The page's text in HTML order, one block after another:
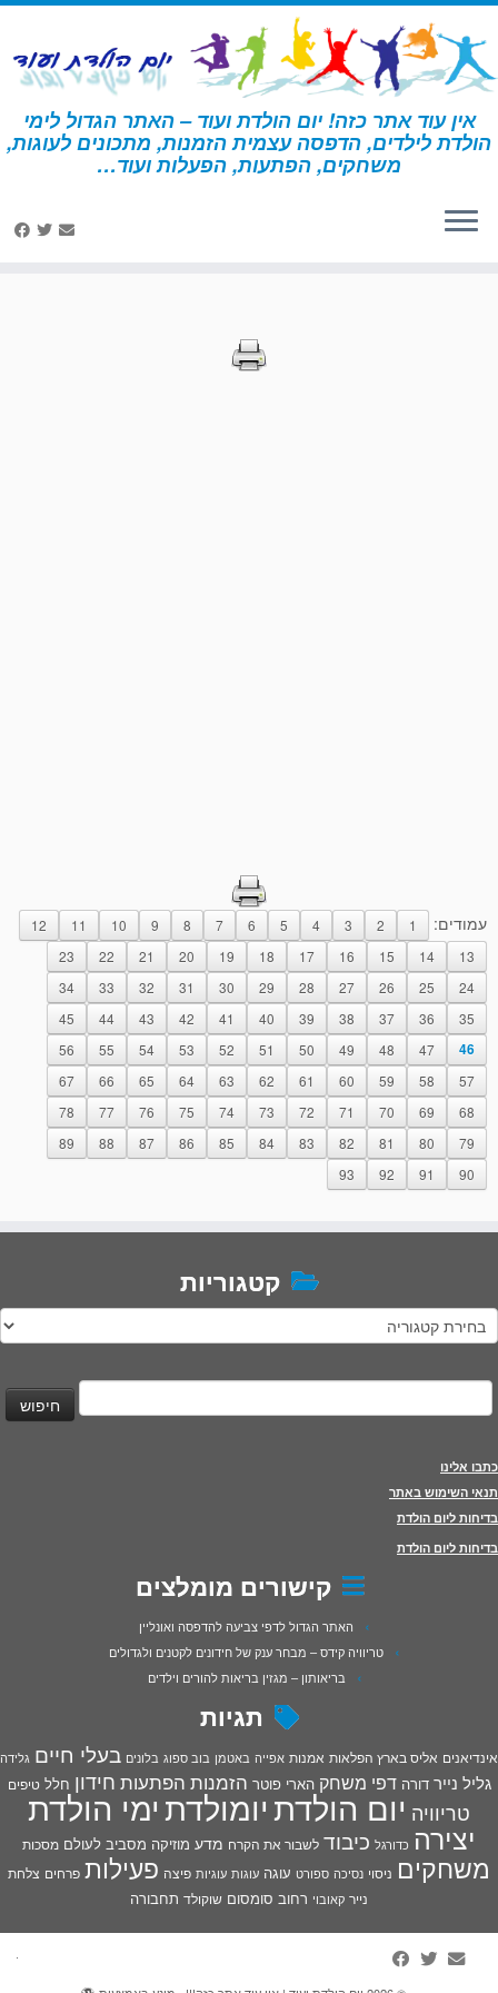
דלג
לתוכן
אין עוד אתר כזה! יום הולדת ועוד – האתר הגדול לימי
הולדת לילדים, הדפסה עצמית הזמנות, מתכונים לעוגות,
משחקים, הפתעות, הפעלות ועוד… דף הבית » הדפסות – אבירים » עמוד 46
הדפסות – אבירים
עמודים: 1
2
3
4
5
6
7
8
9
10
11
12
13
14
15
16
17
18
19
20
21
22
23
24
25
26
27
28
29
30
31
32
33
34
35
36
37
38
39
40
41
42
43
44
45
46
47
48
49
50
51
52
53
54
55
56
57
58
59
60
61
62
63
64
65
66
67
68
69
70
71
72
73
74
75
76
77
78
79
80
81
82
83
84
85
86
87
88
89
90
91
92
93
קטגוריות
קטגוריות
כתבו אלינו
תנאי השימוש באתר
בדיחות ליום הולדת
בדיחות ליום הולדת
קישורים מומלצים
האתר הגדול לדפי צביעה להדפסה ואונליין
טריוויה קידס – מבחר ענק של חידונים לקטנים ולגדולים
בריאותון – מגזין בריאות להורים וילדים
תגיות
אינדיאנים אליס בארץ הפלאות אמנות אפייה באטמן בוב ספוג בלונים בעלי חיים גלידה
גליל נייר דורה דפי משחק הארי פוטר הזמנות הפתעות חידון חלל טיפים
טריוויה יום הולדתיומולדתימי הולדת
יצירה כדורגל כיבוד לשבור את הקרח מדע מוזיקה מסביב לעולם מסכות
משחקים ניסוי נסיכה ספורט עוגה עוגות עוגיות פיצה פעילות פרחים צלחת
נייר קאובוי רחוב סומסום שוקולד תחבורה
·